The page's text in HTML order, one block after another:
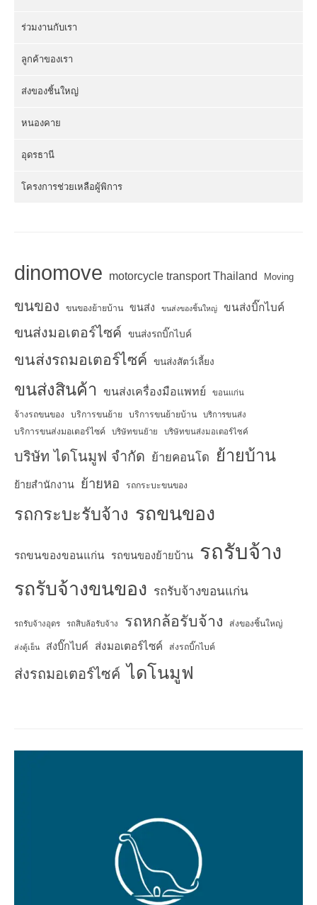
ร่วมงานกับเรา
ลูกค้าของเรา
ส่งของชิ้นใหญ่
หนองคาย
อุดรธานี
โครงการช่วยเหลือผู้พิการ
dinomove motorcycle transport Thailand Moving
ขนของ ขนของย้ายบ้าน ขนส่ง ขนส่งของชิ้นใหญ่ ขนส่งบิ๊กไบค์
ขนส่งมอเตอร์ไซค์ ขนส่งรถบิ๊กไบค์
ขนส่งรถมอเตอร์ไซค์ ขนส่งสัตว์เลี้ยง
ขนส่งสินค้า ขนส่งเครื่องมือแพทย์ ขอนแก่น
จ้างรถขนของ บริการขนย้าย บริการขนย้ายบ้าน บริการขนส่ง
บริการขนส่งมอเตอร์ไซค์ บริษัทขนย้าย บริษัทขนส่งมอเตอร์ไซค์
บริษัท ไดโนมูฟ จำกัด ย้ายคอนโด ย้ายบ้าน
ย้ายสำนักงาน ย้ายหอ รถกระบะขนของ
รถกระบะรับจ้าง รถขนของ
รถขนของขอนแก่น รถขนของย้ายบ้าน รถรับจ้าง
รถรับจ้างขนของ รถรับจ้างขอนแก่น
รถรับจ้างอุดร รถสิบล้อรับจ้าง รถหกล้อรับจ้าง ส่งของชิ้นใหญ่
ส่งตู้เย็น ส่งบิ๊กไบค์ ส่งมอเตอร์ไซค์ ส่งรถบิ๊กไบค์
ส่งรถมอเตอร์ไซค์ ไดโนมูฟ